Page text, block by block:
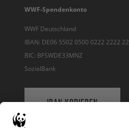
WWF-Spendenkonto
WWF Deutschland
IBAN: DE06 5502 0500 0222 2222 22
BIC: BFSWDE33MNZ
SozialBank
IBAN KOPIEREN